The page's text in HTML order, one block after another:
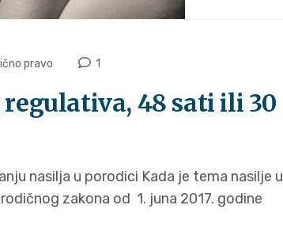
pravo 1
48 sati ili 30
nasilja u porodici Kada je tema nasilje u
zakona od 1. juna 2017. godine